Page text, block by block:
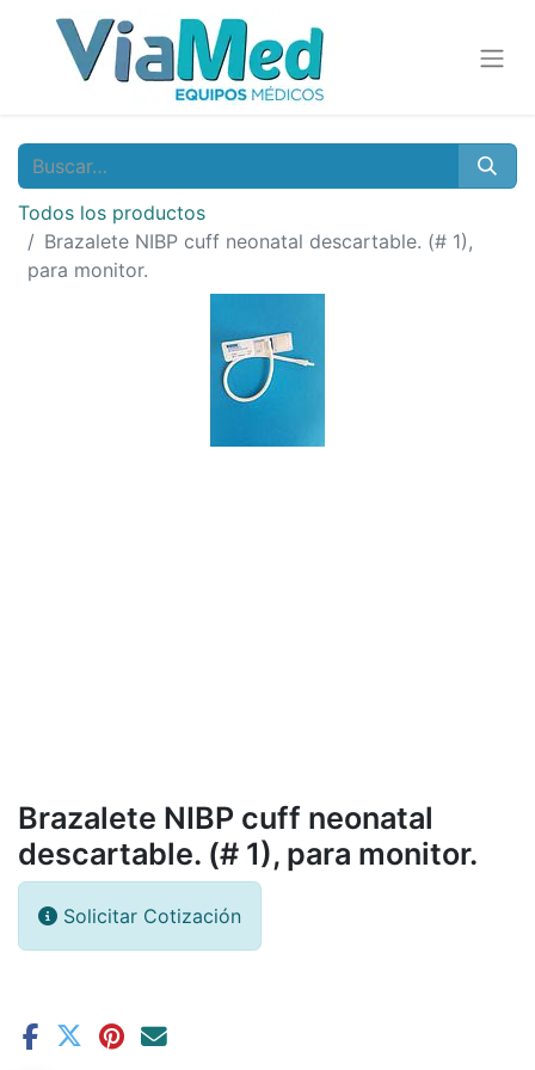
Todos los productos
Brazalete NIBP cuff neonatal descartable. (# 1),
para monitor.
Brazalete NIBP cuff neonatal
descartable. (# 1), para monitor.
Solicitar Cotización